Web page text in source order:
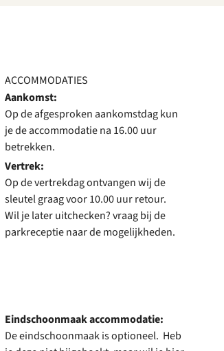
ACCOMMODATIES
Aankomst:
Op de afgesproken aankomstdag kun
je de accommodatie na 16.00 uur
betrekken.
Vertrek:
Op de vertrekdag ontvangen wij de
sleutel graag voor 10.00 uur retour.
Wil je later uitchecken? vraag bij de
parkreceptie naar de mogelijkheden.
Eindschoonmaak accommodatie:
De eindschoonmaak is optioneel. Heb